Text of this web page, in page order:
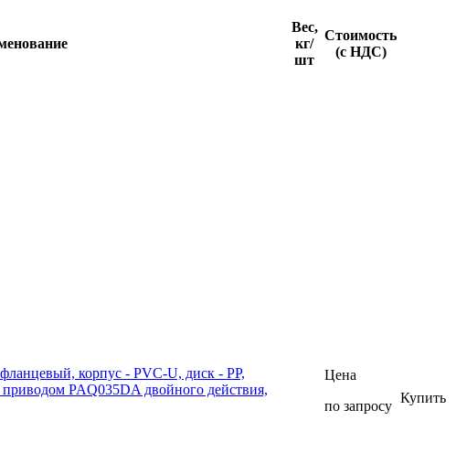
Вес,
кг/
шт
Стоимость
(с НДС)
корпус - PVC-U, диск - PP,
PAQ035DA двойного действия,
Цена
по запросу
Купить